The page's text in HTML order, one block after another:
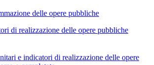
delle opere pubbliche
di realizzazione delle opere pubbliche
e indicatori di realizzazione delle opere